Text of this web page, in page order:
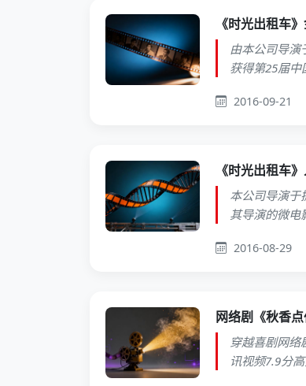
《时光出租车
由本公司导演
获得第25届中
2016-09-21
《时光出租车
本公司导演于
其导演的微电
2016-08-29
网络剧《秋香
穿越喜剧网络
讯视频7.9分